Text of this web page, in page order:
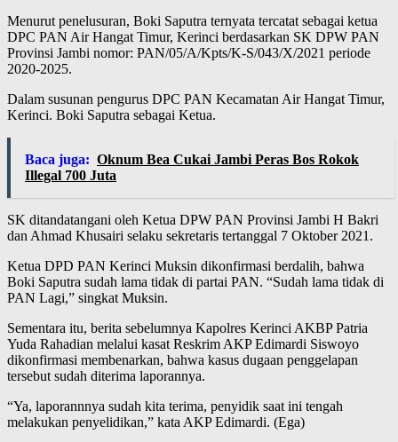
Menurut penelusuran, Boki Saputra ternyata tercatat sebagai ketua
DPC PAN Air Hangat Timur, Kerinci berdasarkan SK DPW PAN
Provinsi Jambi nomor: PAN/05/A/Kpts/K-S/043/X/2021 periode
2020-2025.
Dalam susunan pengurus DPC PAN Kecamatan Air Hangat Timur,
Kerinci. Boki Saputra sebagai Ketua.
Baca juga: Oknum Bea Cukai Jambi Peras Bos Rokok
Illegal 700 Juta
SK ditandatangani oleh Ketua DPW PAN Provinsi Jambi H Bakri
dan Ahmad Khusairi selaku sekretaris tertanggal 7 Oktober 2021.
Ketua DPD PAN Kerinci Muksin dikonfirmasi berdalih, bahwa
Boki Saputra sudah lama tidak di partai PAN. “Sudah lama tidak di
PAN Lagi,” singkat Muksin.
Sementara itu, berita sebelumnya Kapolres Kerinci AKBP Patria
Yuda Rahadian melalui kasat Reskrim AKP Edimardi Siswoyo
dikonfirmasi membenarkan, bahwa kasus dugaan penggelapan
tersebut sudah diterima laporannya.
“Ya, laporannnya sudah kita terima, penyidik saat ini tengah
melakukan penyelidikan,” kata AKP Edimardi. (Ega)